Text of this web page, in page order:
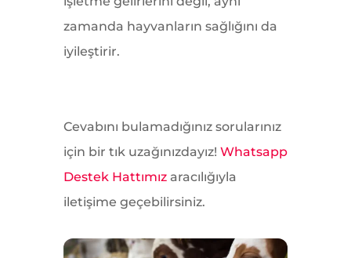
zamanda hayvanların sağlığını da
iyileştirir.
Cevabını bulamadığınız sorularınız
için bir tık uzağınızdayız! Whatsapp
Destek Hattımızaracılığıyla
iletişime geçebilirsiniz.